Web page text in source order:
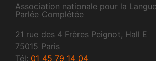
Association nationale pour la
Parlée Complétée
21 rue des 4 Frères Peignot, Hall E
75015 Paris
Tél: 01 45 79 14 04